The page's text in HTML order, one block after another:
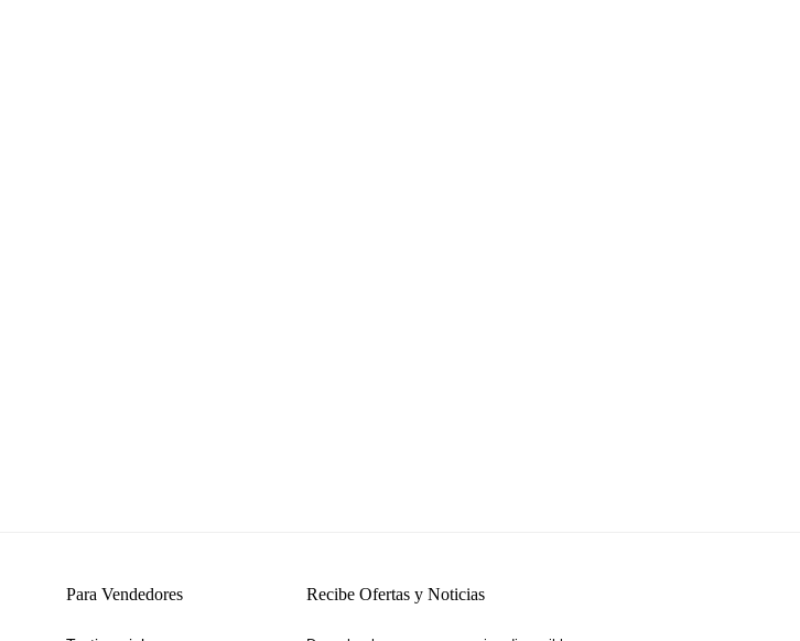
Para Vendedores Recibe Ofertas y Noticias